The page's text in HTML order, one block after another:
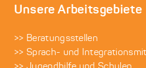
Unsere Arbeitsgebiete
>> Beratungsstellen
>> Sprach- und